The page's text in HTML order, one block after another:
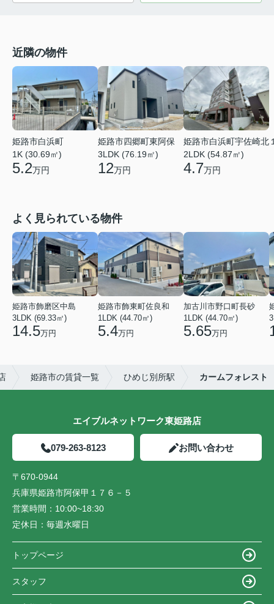
近隣の物件
姫路市白浜町
1K (30.69㎡)
5.2万円
姫路市四郷町東阿保
3LDK (76.19㎡)
12万円
姫路市白浜町宇佐崎北
2LDK (54.87㎡)
4.7万円
よく見られている物件
姫路市飾磨区中島
3LDK (69.33㎡)
14.5万円
姫路市飾東町佐良和
1LDK (44.70㎡)
5.4万円
加古川市野口町長砂
1LDK (44.70㎡)
5.65万円
姫路市の賃貸一覧 ひめじ別所駅 カームフォレスト
エイブルネットワーク東姫路店
079-263-8123 お問い合わせ
〒670-0944
兵庫県姫路市阿保甲１７６－５
営業時間： 10:00~18:30
定休日： 毎週水曜日
トップページ
スタッフ